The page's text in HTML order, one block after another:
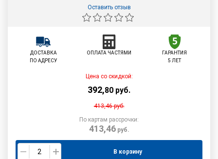
Оставить отзыв
ДОСТАВКА
ПО АДРЕСУ
ОПЛАТА ЧАСТЯМИ
ГАРАНТИЯ
5 ЛЕТ
Цена со скидкой:
392,80 руб.
413,46руб.
По картам рассрочки:
413,46руб.
В корзину